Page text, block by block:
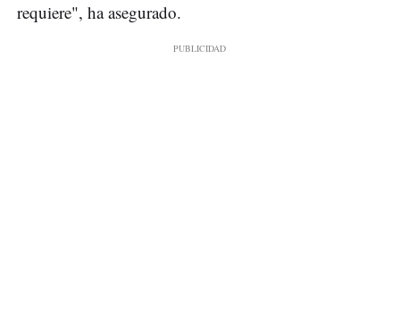
requiere", ha asegurado.